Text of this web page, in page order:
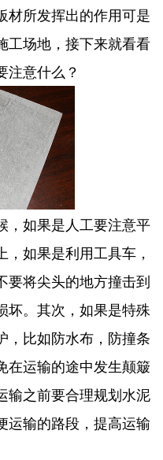
材所发挥出的作用可是
工场地，接下来就看看
注意什么？
，如果是人工要注意平
如果是利用工具车，
要将尖头的地方撞击到
坏。其次，如果是特殊
，比如防水布，防撞条
在运输的途中发生颠簸
输之前要合理规划水泥
运输的路段，提高运输